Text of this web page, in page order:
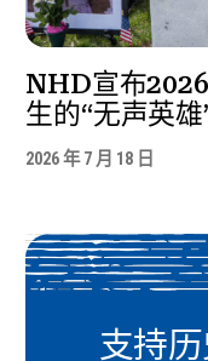
NHD宣布
生的“无声英雄
2026 年 7 月 18 日
支持